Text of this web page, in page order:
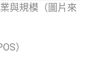
與規模（圖片來
）